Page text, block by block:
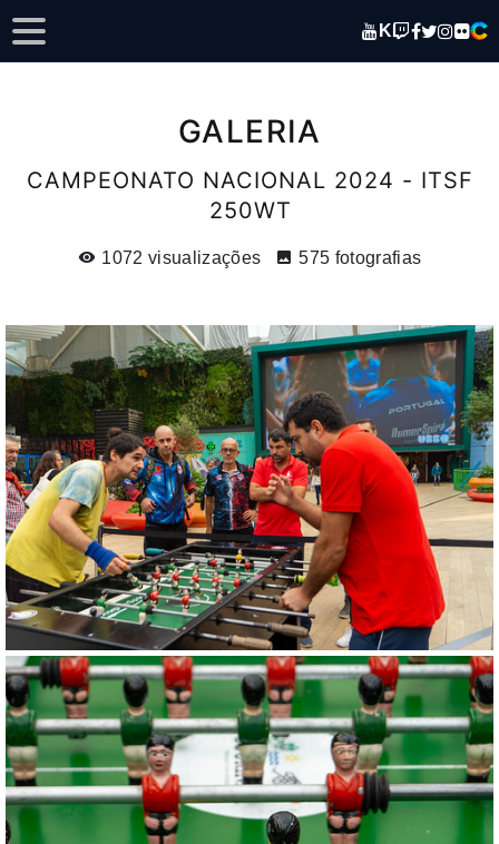
K
GALERIA
CAMPEONATO NACIONAL 2024 - ITSF
250WT
1072 visualizações 575 fotografias